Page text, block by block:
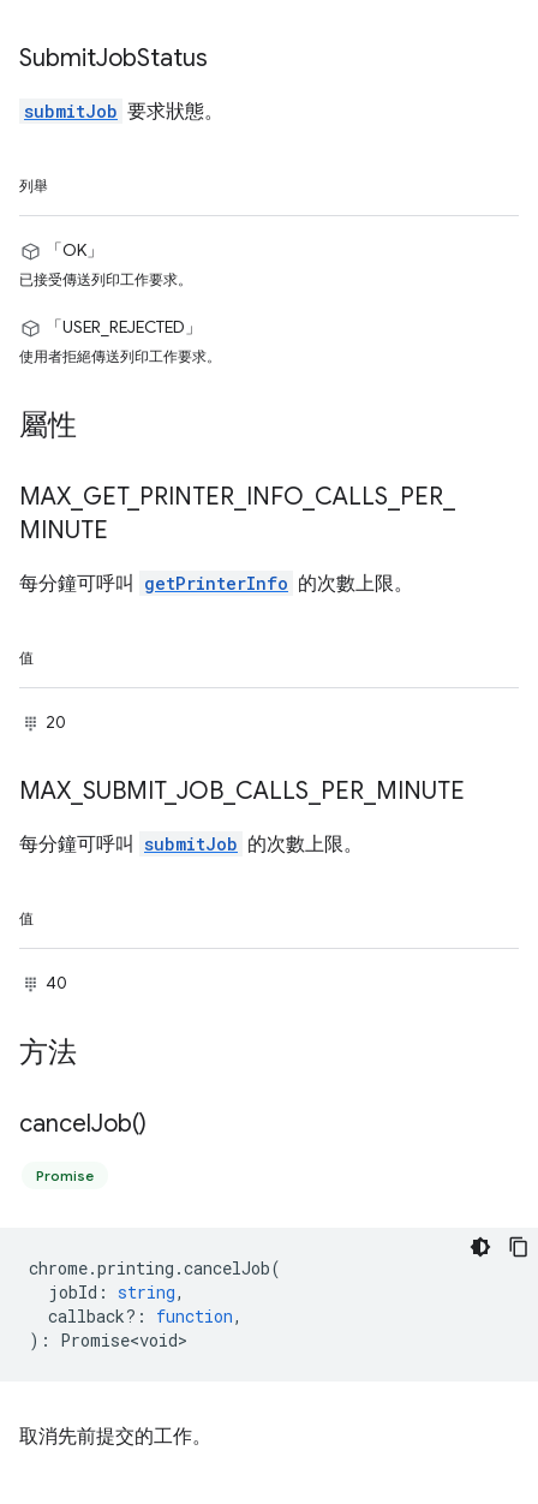
SubmitJobStatus
submitJob 要求狀態。
列舉
「OK」
已接受傳送列印工作要求。
「USER_REJECTED」
使用者拒絕傳送列印工作要求。
屬性
MAX GET_ PRINTER INFO CALLS PER
MINUTE
每分鐘可呼叫 getPrinterInfo 的次數上限。
值
20
MAX SUBMIT_ JOB CALLS PER MINUTE
每分鐘可呼叫 submitJob 的次數上限。
值
40
方法
cancelJob()
Promise
chrome.printing .cancelJob(
jobId : string,
callback? : function,
) : Promise<void>
取消先前提交的工作。